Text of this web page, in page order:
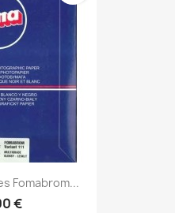
Fomabrom...
€